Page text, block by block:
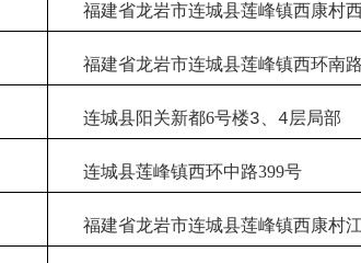
福建省龙岩市连城县莲峰镇西康村
福建省龙岩市连城县莲峰镇西环南路
连城县阳关新都6号楼3 4层局部
连城县莲峰镇西环中路399号
福建省龙岩市连城县莲峰镇西康村